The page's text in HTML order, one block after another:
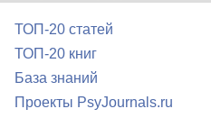
ТОП-20 статей
ТОП-20 книг
База знаний
Проекты PsyJournals.ru